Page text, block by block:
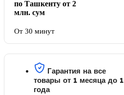
по Ташкенту от 2
млн. сум
От 30 минут
Гарантия на все
товары от 1 месяца до 1
года